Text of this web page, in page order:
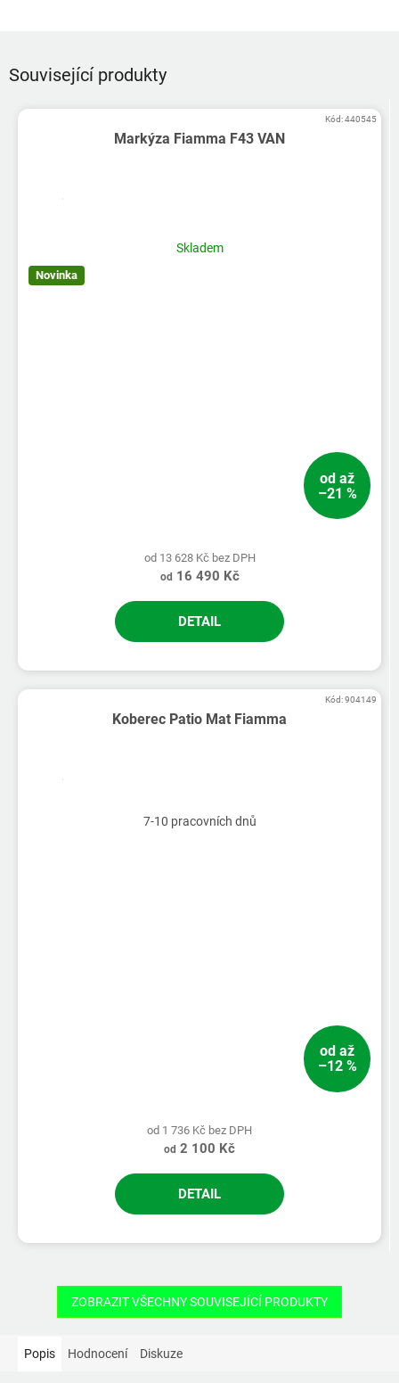
Související produkty
Markýza Fiamma F43 VAN
produktu
Skladem
Novinka
od až
–21 %
od 13 628 Kč bez DPH
od 16 490 Kč
DETAIL
Kód:440545
Koberec Patio Mat Fiamma
7-10 pracovních dnů
od až
–12 %
od 1 736 Kč bez DPH
od 2 100 Kč
DETAIL
Kód:904149
ZOBRAZIT VŠECHNY SOUVISEJÍCÍ PRODUKTY
Popis Hodnocení Diskuze